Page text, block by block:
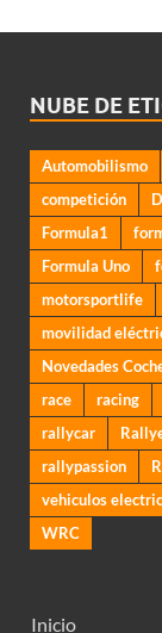
NUBE DE
Automobilismo
competición
Formula1
Formula Uno
motorsportlife
movilidad
Novedades
race
racing
rallycar
rallypassion
vehiculos
WRC
Inicio